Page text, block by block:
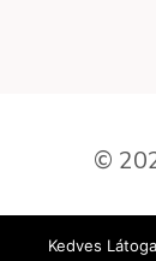
©
Kedves